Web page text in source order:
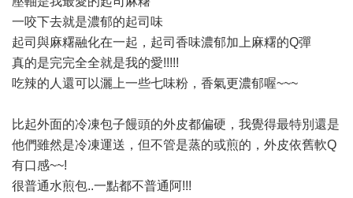
一咬下去就是濃郁的起司味
起司與麻糬融化在一起，起司香味濃郁加上麻糬的Q彈
真的是完完全全就是我的愛!!!!!
吃辣的人還可以灑上一些七味粉，香氣更濃郁喔~~~
比起外面的冷凍包子饅頭的外皮都偏硬，我覺得最特別還是
他們雖然是冷凍運送，但不管是蒸的或煎的，外皮依舊軟Q
有口感~~!
很普通水煎包..一點都不普通阿!!!